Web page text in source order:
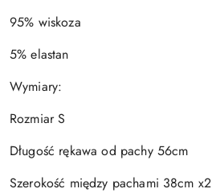
95% wiskoza
5% elastan
Wymiary:
Rozmiar S
Długość rękawa od pachy 56cm
Szerokość między pachami 38cm x2